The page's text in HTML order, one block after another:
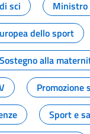
sci
Ministro
dello sport
Sostegno alla
Promozione
Sport e